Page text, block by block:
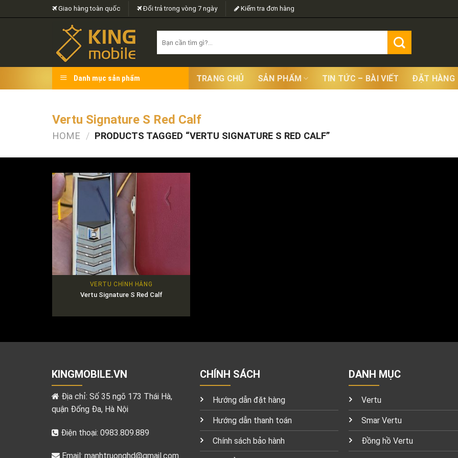
to
Giao hàng toàn quốc Đổi trả trong vòng 7 ngày Kiểm tra đơn hàng
for:
Danh mục sản phẩm TRANG CHỦ SẢN PHẨM TIN TỨC – BÀI VIẾT ĐẶT HÀNG
Vertu Signature S Red Calf
HOME / PRODUCTS TAGGED “VERTU SIGNATURE S RED CALF”
VERTU CHÍNH HÃNG
Vertu Signature S Red Calf
KINGMOBILE.VN
Địa chỉ: Số 35 ngõ 173 Thái Hà,
quận Đống Đa, Hà Nội
Điện thoại: 0983.809.889
Email: manhtruonghd@gmail.com
CHÍNH SÁCH
Hướng dẫn đặt hàng
Hướng dẫn thanh toán
Chính sách bảo hành
DANH MỤC
Vertu
Smar Vertu
Đồng hồ Vertu